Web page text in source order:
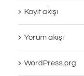
Kayıt akışı
Yorum akışı
WordPress.org